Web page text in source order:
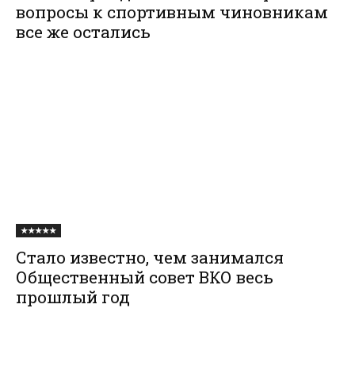
вопросы к спортивным чиновникам
все же остались
★★★★★
Стало известно, чем занимался
Общественный совет ВКО весь
прошлый год